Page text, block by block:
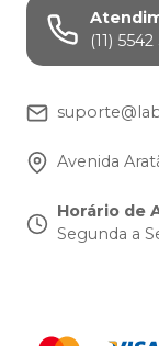
(11)
Avenida
Horário de
Segunda a